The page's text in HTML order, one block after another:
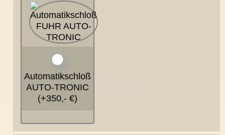
Automatikschloß
AUTO-TRONIC
(+350,- €)